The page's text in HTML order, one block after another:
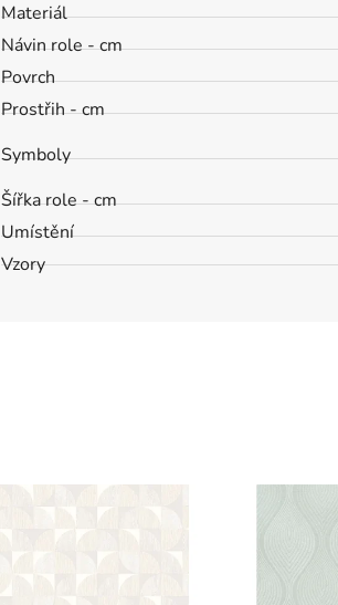
Materiál
Návin role - cm
Povrch
Prostřih - cm
Symboly
Šířka role - cm
Umístění
Vzory